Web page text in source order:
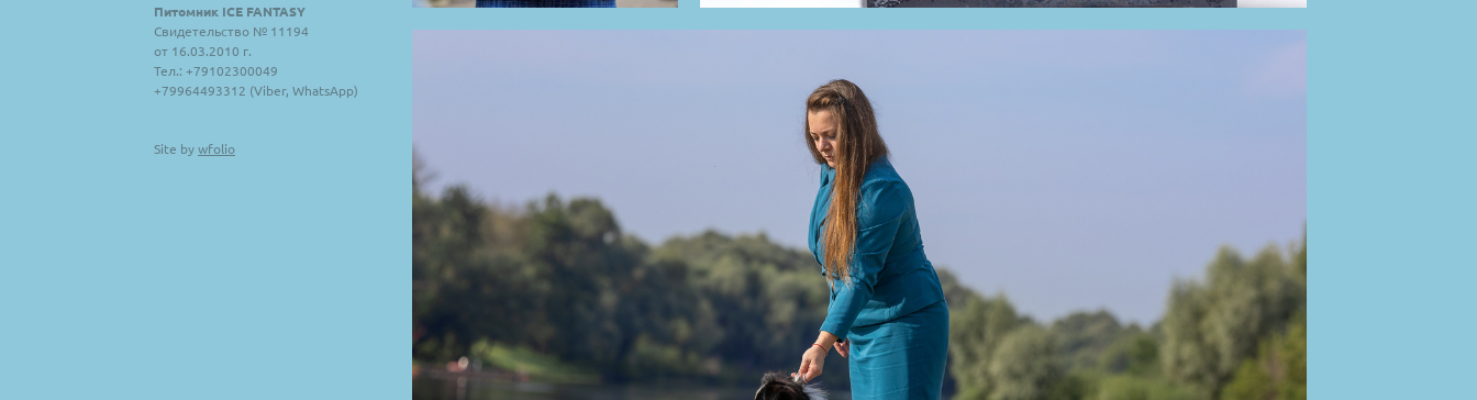
Питомник ICE FANTASY
Свидетельство № 11194
от 16.03.2010 г.
Тел.: +79102300049
+79964493312 (Viber, WhatsApp)
Site bywfolio